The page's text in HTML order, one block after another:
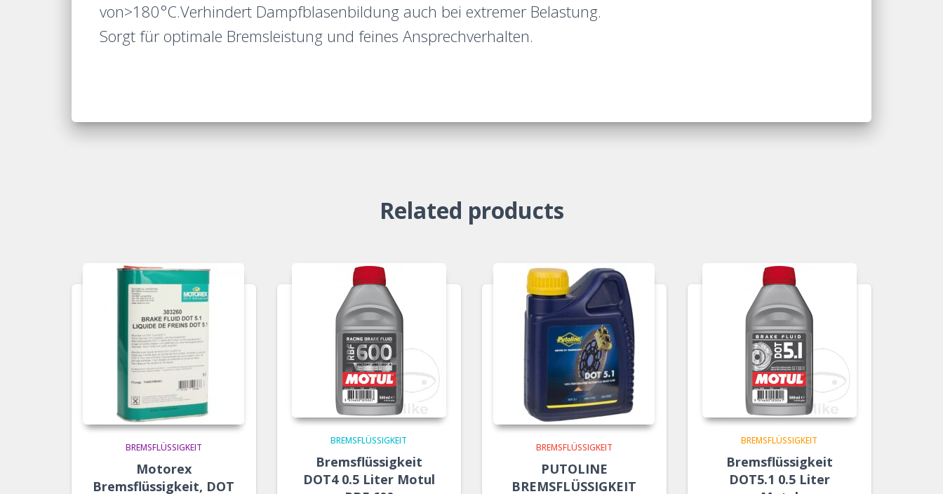
von>180°C.Verhindert Dampfblasenbildung auch bei extremer Belastung.
Sorgt für optimale Bremsleistung und feines Ansprechverhalten.
Related products
BREMSFLÜSSIGKEIT
Motorex
Bremsflüssigkeit, DOT
BREMSFLÜSSIGKEIT
Bremsflüssigkeit
DOT4 0.5 Liter Motul
BREMSFLÜSSIGKEIT
PUTOLINE
BREMSFLÜSSIGKEIT
BREMSFLÜSSIGKEIT
Bremsflüssigkeit
DOT5.1 0.5 Liter